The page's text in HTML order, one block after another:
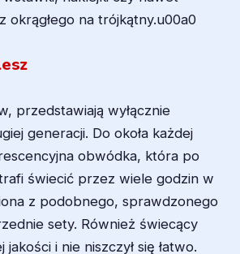
okrągłego na trójkątny.u00a0
przedstawiają wyłącznie
generacji. Do okoła każdej
obwódka, która po
świecić przez wiele godzin w
z podobnego, sprawdzonego
sety. Również świecący
jakości i nie niszczył się łatwo.